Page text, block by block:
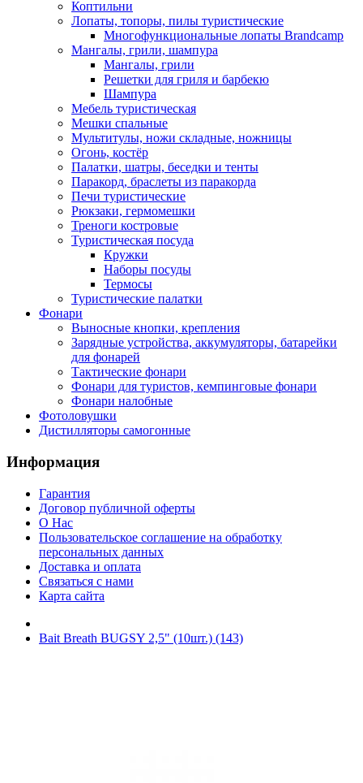
Коптильни
Лопаты, топоры, пилы туристические
Многофункциональные лопаты Brandcamp
Мангалы, грили, шампура
Мангалы, грили
Решетки для гриля и барбекю
Шампура
Мебель туристическая
Мешки спальные
Мультитулы, ножи складные, ножницы
Огонь, костёр
Палатки, шатры, беседки и тенты
Паракорд, браслеты из паракорда
Печи туристические
Рюкзаки, гермомешки
Треноги костровые
Туристическая посуда
Кружки
Наборы посуды
Термосы
Туристические палатки
Фонари
Выносные кнопки, крепления
Зарядные устройства, аккумуляторы, батарейки
для фонарей
Тактические фонари
Фонари для туристов, кемпинговые фонари
Фонари налобные
Фотоловушки
Дистилляторы самогонные
Информация
Гарантия
Договор публичной оферты
О Нас
Пользовательское соглашение на обработку
персональных данных
Доставка и оплата
Связаться с нами
Карта сайта
Bait Breath BUGSY 2,5" (10шт.) (143)